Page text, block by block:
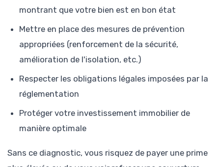
montrant que votre bien est en bon état
Mettre en place des mesures de prévention
appropriées (renforcement de la sécurité,
amélioration de l'isolation, etc.)
Respecter les obligations légales imposées par la
réglementation
Protéger votre investissement immobilier de
manière optimale
Sans ce diagnostic, vous risquez de payer une prime